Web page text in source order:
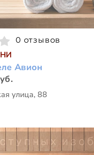
0 отзывов
Авион
улица, 88